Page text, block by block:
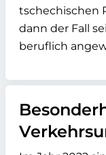
tschechischen
dann der Fall
beruflich